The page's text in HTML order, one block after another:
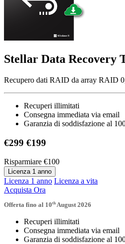
Stellar Data Recovery
Recupero dati RAID da array RAID
Recuperi illimitati
Consegna immediata via email
Garanzia di soddisfazione al
€299 €199
Risparmiare €100
Licenza 1 anno
Licenza 1 anno Licenza a vita
Acquista Ora
Offerta fino al 10th August 2026
Recuperi illimitati
Consegna immediata via email
Garanzia di soddisfazione al